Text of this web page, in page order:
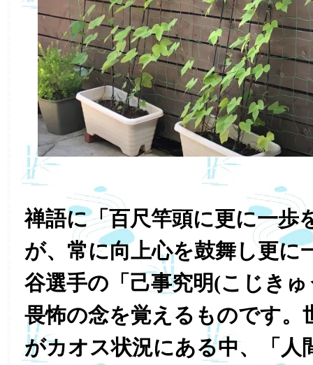
禅語に「百尺竿頭に更に一歩
が、常に向上心を鼓舞し更に
谷選手の「己事究明(こじき
畏怖の念を覚えるものです。
がカオス状況にある中、「人